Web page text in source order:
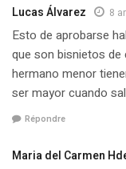
Lucas Álvarez 8
Esto de aprobarse
que son bisnietos de
hermano menor
ser mayor cuando
Répondre
Maria del Carmen